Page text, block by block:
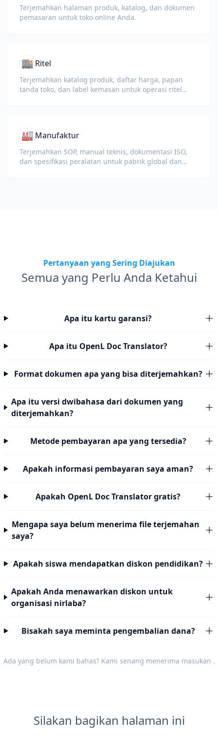
Terjemahkan halaman produk, katalog, dan dokumen
pemasaran untuk toko online Anda.
🏬 Ritel
Terjemahkan katalog produk, daftar harga, papan
tanda toko, dan label kemasan untuk operasi ritel
🏭 Manufaktur
Terjemahkan SOP, manual teknis, dokumentasi ISO,
dan spesifikasi peralatan untuk pabrik global dan
Pertanyaan yang Sering Diajukan
Semua yang Perlu Anda Ketahui
Apa itu kartu garansi?
Apa itu OpenL Doc Translator?
Format dokumen apa yang bisa diterjemahkan?
Apa itu versi dwibahasa dari dokumen yang
diterjemahkan?
Metode pembayaran apa yang tersedia?
Apakah informasi pembayaran saya aman?
Apakah OpenL Doc Translator gratis?
Mengapa saya belum menerima file terjemahan
saya?
Apakah siswa mendapatkan diskon pendidikan?
Apakah Anda menawarkan diskon untuk
organisasi nirlaba?
Bisakah saya meminta pengembalian dana?
Ada yang belum kami bahas? Kami senang menerima masukan .
Silakan bagikan halaman ini